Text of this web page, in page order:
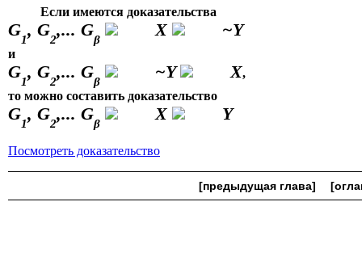
Если имеются доказательства
G1, G2,... Gβ X ~Y
и
G1, G2,... Gβ ~Y X,
то можно составить доказательство
G1, G2,... Gβ X Y
Посмотреть доказательство
[предыдущая глава]